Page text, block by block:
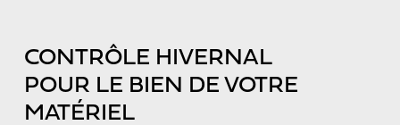
CONTRÔLE HIVERNAL
POUR LE BIEN DE VOTRE
MATÉRIEL